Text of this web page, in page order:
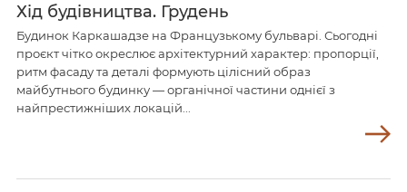
Хід будівництва. Грудень
Будинок Каркашадзе на Французькому бульварі. Сьогодні
проєкт чітко окреслює архітектурний характер: пропорції,
ритм фасаду та деталі формують цілісний образ
майбутнього будинку — органічної частини однієї з
найпрестижніших локацій...